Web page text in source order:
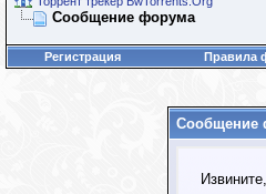
Сообщение форума
Регистрация Правила
Сообщение